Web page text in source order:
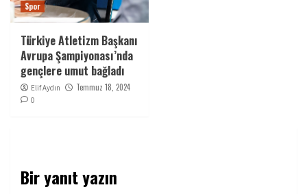
Spor
Türkiye Atletizm Başkanı
Avrupa Şampiyonası’nda
gençlere umut bağladı
Elif Aydın Temmuz 18, 2024
0
Bir yanıt yazın